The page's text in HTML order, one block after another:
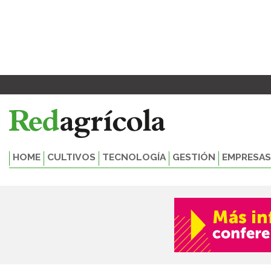
HOME CULTIVOS TECNOLOGÍA GESTIÓN EMPRESAS